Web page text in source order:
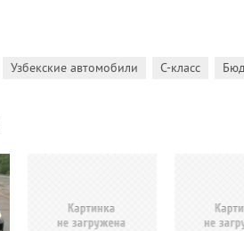
Узбекские автомобили C-класс